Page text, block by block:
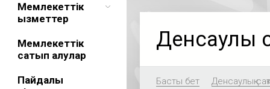
Мемлекеттік
қызметтер
Мемлекеттік
сатып алулар
Пайдалы
Денсаулық
Басты бет Денсаулық